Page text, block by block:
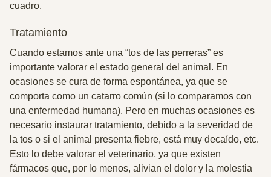
cuadro.
Tratamiento
Cuando estamos ante una “tos de las perreras” es
importante valorar el estado general del animal. En
ocasiones se cura de forma espontánea, ya que se
comporta como un catarro común (si lo comparamos con
una enfermedad humana). Pero en muchas ocasiones es
necesario instaurar tratamiento, debido a la severidad de
la tos o si el animal presenta fiebre, está muy decaído, etc.
Esto lo debe valorar el veterinario, ya que existen
fármacos que, por lo menos, alivian el dolor y la molestia